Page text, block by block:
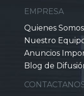
EMPRESA
Quienes Somos
Nuestro
Anuncios
Blog de